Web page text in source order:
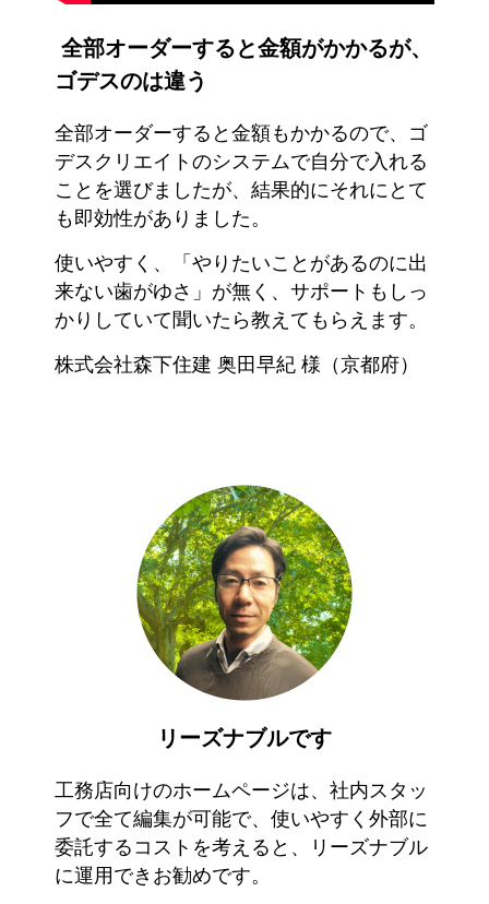
全部オーダーすると金額がかかるが、
ゴデスのは違う
全部オーダーすると金額もかかるので、ゴ
デスクリエイトのシステムで自分で入れる
ことを選びましたが、結果的にそれにとて
も即効性がありました。
使いやすく、「やりたいことがあるのに出
来ない歯がゆさ」が無く、サポートもしっ
かりしていて聞いたら教えてもらえます。
株式会社森下住建 奥田早紀 様（京都府）
リーズナブルです
工務店向けのホームページは、社内スタッ
フで全て編集が可能で、使いやすく外部に
委託するコストを考えると、リーズナブル
に運用できお勧めです。